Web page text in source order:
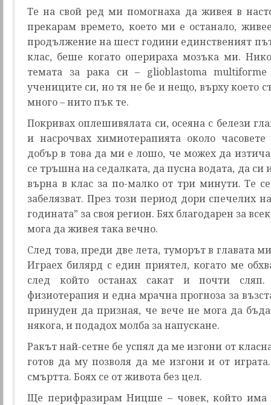
Те на свой ред ми помогнаха да живея в
прекарам времето, което ми е останало,
продължение на шест години единственият
клас, беше когато оперираха мозъка ми.
темата за рака си – glioblastoma multiforme
учениците си, но тя не бе и нещо, върху което
много – нито пък те.
Покривах оплешивялата си, осеяна с белези
и насрочвах химиотерапията около
добър в това да ми е лошо, че можех да
се тръшна на седалката, да пусна водата, да си
върна в клас за по-малко от три минути. Те
забелязват. През този период дори спечелих
годината” за своя регион. Бях благодарен за
мога да живея така вечно.
След това, преди две лета, туморът в главата
Играех билярд с един приятел, когато ме
след който останах сакат и почти
физиотерапия и една мрачна прогноза за
принуден да призная, че вече не мога да
някога, и подадох молба за напускане.
Ракът най-сетне бе успял да ме изгони от
готов да му позволя да ме изгони и от
смъртта. Боях се от живота без цел.
Ще перифразирам Ницше – човек, който има